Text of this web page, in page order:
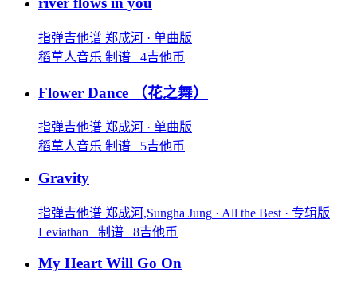
指弹吉他谱 郑成河 · 单曲版
稻草人音乐 制谱 4吉他币
Flower Dance （花之舞）
指弹吉他谱 郑成河 · 单曲版
稻草人音乐 制谱 5吉他币
Gravity
指弹吉他谱 郑成河,Sungha Jung · All the Best · 专辑版
Leviathan_ 制谱 8吉他币
My Heart Will Go On